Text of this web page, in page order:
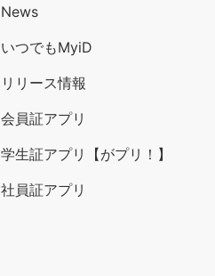
News
いつでもMyiD
リリース情報
会員証アプリ
学生証アプリ【がプリ！】
社員証アプリ